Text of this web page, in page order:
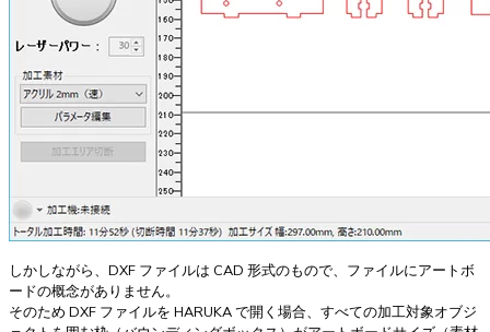
しかしながら、DXF ファイルは CAD 形式のもので、ファイルにアートボ
ードの概念がありません。
そのため DXF ファイルを HARUKA で開く場合、すべての加工対象オブジ